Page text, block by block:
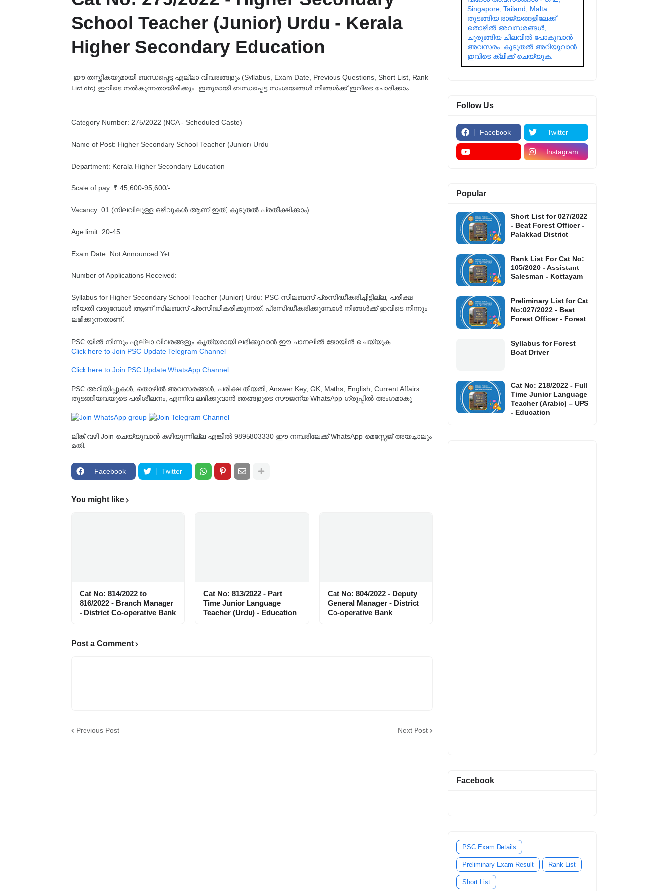
School Teacher (Junior) Urdu - Kerala
Higher Secondary Education
ഈ തസ്തികയുമായി ബന്ധപ്പെട്ട എല്ലാ വിവരങ്ങളും (Syllabus, Exam Date, Previous Questions, Short List, Rank
List etc) ഇവിടെ നൽകുന്നതായിരിക്കും. ഇതുമായി ബന്ധപ്പെട്ട സംശയങ്ങൾ നിങ്ങൾക്ക് ഇവിടെ ചോദിക്കാം.
Category Number: 275/2022 (NCA - Scheduled Caste)
Name of Post: Higher Secondary School Teacher (Junior) Urdu
Department: Kerala Higher Secondary Education
Scale of pay: ₹ 45,600-95,600/-
Vacancy: 01 (നിലവിലുള്ള ഒഴിവുകൾ ആണ് ഇത്, കൂടുതൽ പ്രതീക്ഷിക്കാം)
Age limit: 20-45
Exam Date: Not Announced Yet
Number of Applications Received:
Syllabus for Higher Secondary School Teacher (Junior) Urdu: PSC സിലബസ് പ്രസിദ്ധീകരിച്ചിട്ടില്ല, പരീക്ഷ
തീയതി വരുമ്പോൾ ആണ് സിലബസ് പ്രസിദ്ധീകരിക്കുന്നത്. പ്രസിദ്ധീകരിക്കുമ്പോൾ നിങ്ങൾക്ക് ഇവിടെ നിന്നും
ലഭിക്കുന്നതാണ്.
PSC യിൽ നിന്നും എല്ലാ വിവരങ്ങളും കൃത്യമായി ലഭിക്കുവാൻ ഈ ചാനലിൽ ജോയിൻ ചെയ്യുക.
Click here to Join PSC Update Telegram Channel
Click here to Join PSC Update WhatsApp Channel
PSC അറിയിപ്പുകൾ, തൊഴിൽ അവസരങ്ങൾ, പരീക്ഷ തീയതി, Answer Key, GK, Maths, English, Current Affairs
തുടങ്ങിയവയുടെ പരിശീലനം, എന്നിവ ലഭിക്കുവാൻ ഞങ്ങളുടെ സൗജന്യ WhatsApp ഗ്രൂപ്പിൽ അംഗമാകൂ
ലിങ്ക് വഴി Join ചെയ്യുവാൻ കഴിയുന്നില്ല എങ്കിൽ 9895803330 ഈ നമ്പരിലേക്ക് WhatsApp മെസ്സേജ് അയച്ചാലും
മതി.
Facebook Twitter
You might like
Cat No: 814/2022 to
816/2022 - Branch Manager
- District Co-operative Bank
Cat No: 813/2022 - Part
Time Junior Language
Teacher (Urdu) - Education
Cat No: 804/2022 - Deputy
General Manager - District
Co-operative Bank
Post a Comment
Previous Post Next Post
Singapore, Tailand, Malta
തുടങ്ങിയ രാജ്യങ്ങളിലേക്ക്
തൊഴിൽ അവസരങ്ങൾ,
ചുരുങ്ങിയ ചിലവിൽ പോകുവാൻ
അവസരം. കൂടുതൽ അറിയുവാൻ
ഇവിടെ ക്ലിക്ക് ചെയ്യുക.
Follow Us
Facebook Twitter
Instagram
Popular
Short List for 027/2022
- Beat Forest Officer -
Palakkad District
Rank List For Cat No:
105/2020 - Assistant
Salesman - Kottayam
Preliminary List for Cat
No:027/2022 - Beat
Forest Officer - Forest
Syllabus for Forest
Boat Driver
Cat No: 218/2022 - Full
Time Junior Language
Teacher (Arabic) – UPS
- Education
Facebook
PSC Exam Details
Preliminary Exam Result Rank List
Short List